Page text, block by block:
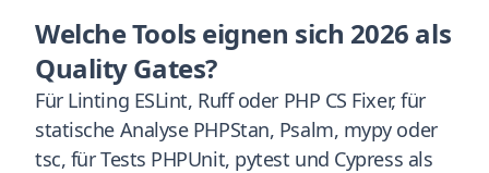
Welche Tools eignen sich 2026 als
Quality Gates?
Für Linting ESLint, Ruff oder PHP CS Fixer, für
statische Analyse PHPStan, Psalm, mypy oder
tsc, für Tests PHPUnit, pytest und Cypress als